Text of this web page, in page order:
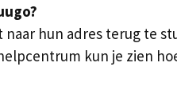
hun adres terug te
kun je zien